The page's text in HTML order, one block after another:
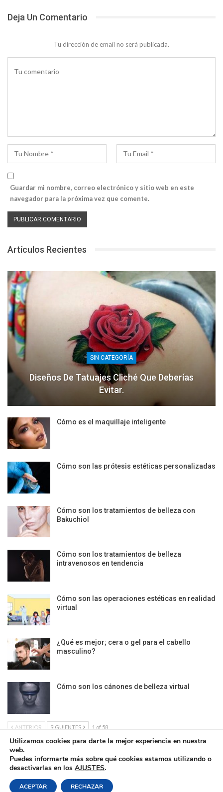
Deja Un Comentario
Tu dirección de email no será publicada.
Guardar mi nombre, correo electrónico y sitio web en este
navegador para la próxima vez que comente.
Artículos Recientes
SIN CATEGORÍA
Diseños De Tatuajes Cliché Que Deberías
Evitar.
Cómo es el maquillaje inteligente
Cómo son las prótesis estéticas personalizadas
Cómo son los tratamientos de belleza con
Bakuchiol
Cómo son los tratamientos de belleza
intravenosos en tendencia
Cómo son las operaciones estéticas en realidad
virtual
¿Qué es mejor; cera o gel para el cabello
masculino?
Cómo son los cánones de belleza virtual
ANTERIOR SIGUIENTES 1 of 58
Condiciones Legales
Contacto
Utilizamos cookies para darte la mejor experiencia en nuestra
web.
Puedes informarte más sobre qué cookies estamos utilizando o
desactivarlas en los AJUSTES.
ACEPTAR RECHAZAR